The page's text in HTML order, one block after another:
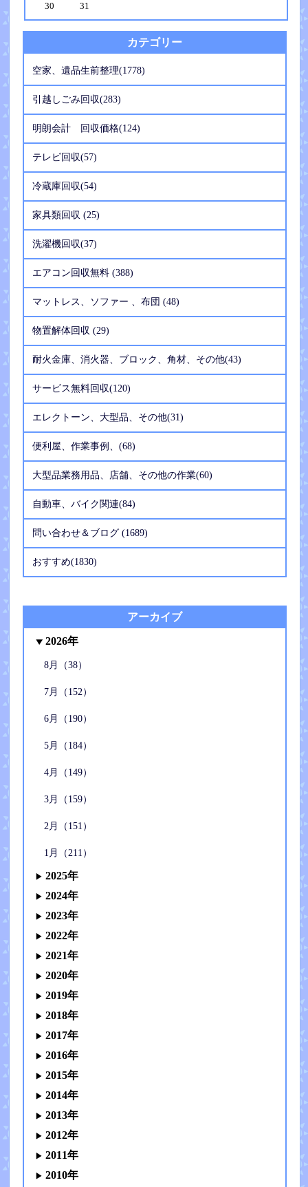
30
31
カテゴリー
空家、遺品生前整理(1778)
引越しごみ回収(283)
明朗会計 回収価格(124)
テレビ回収(57)
冷蔵庫回収(54)
家具類回収 (25)
洗濯機回収(37)
エアコン回収無料 (388)
マットレス、ソファー 、布団 (48)
物置解体回収 (29)
耐火金庫、消火器、ブロック、角材、その他(43)
サービス無料回収(120)
エレクトーン、大型品、その他(31)
便利屋、作業事例、(68)
大型品業務用品、店舗、その他の作業(60)
自動車、バイク関連(84)
問い合わせ＆ブログ (1689)
おすすめ(1830)
アーカイブ
2026年
8月（38）
7月（152）
6月（190）
5月（184）
4月（149）
3月（159）
2月（151）
1月（211）
2025年
2024年
2023年
2022年
2021年
2020年
2019年
2018年
2017年
2016年
2015年
2014年
2013年
2012年
2011年
2010年